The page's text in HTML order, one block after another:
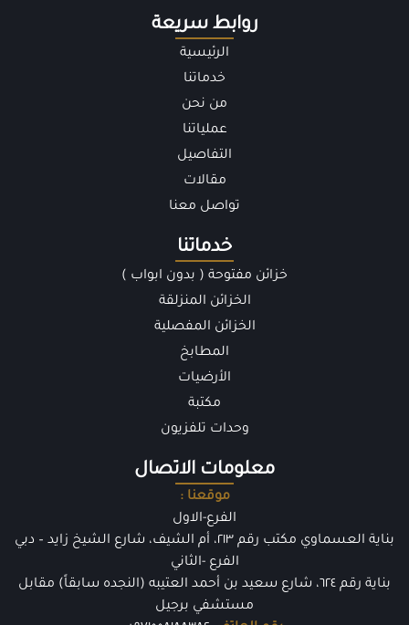
روابط سريعة
الرئيسية
خدماتنا
من نحن
عملياتنا
التفاصيل
مقالات
تواصل معنا
خدماتنا
خزائن مفتوحة ( بدون ابواب )
الخزائن المنزلقة
الخزائن المفصلية
المطابخ
الأرضيات
مكتبة
وحدات تلفزيون
معلومات الاتصال
موقعنا :
الفرع-الاول
بناية العسماوي مكتب رقم ٢١٣، أم الشيف، شارع الشيخ زايد – دبي
الفرع -الثاني
بناية رقم ٦٢٤، شارع سعيد بن أحمد العتيبه (النجده سابقاً) مقابل
مستشفي برجيل